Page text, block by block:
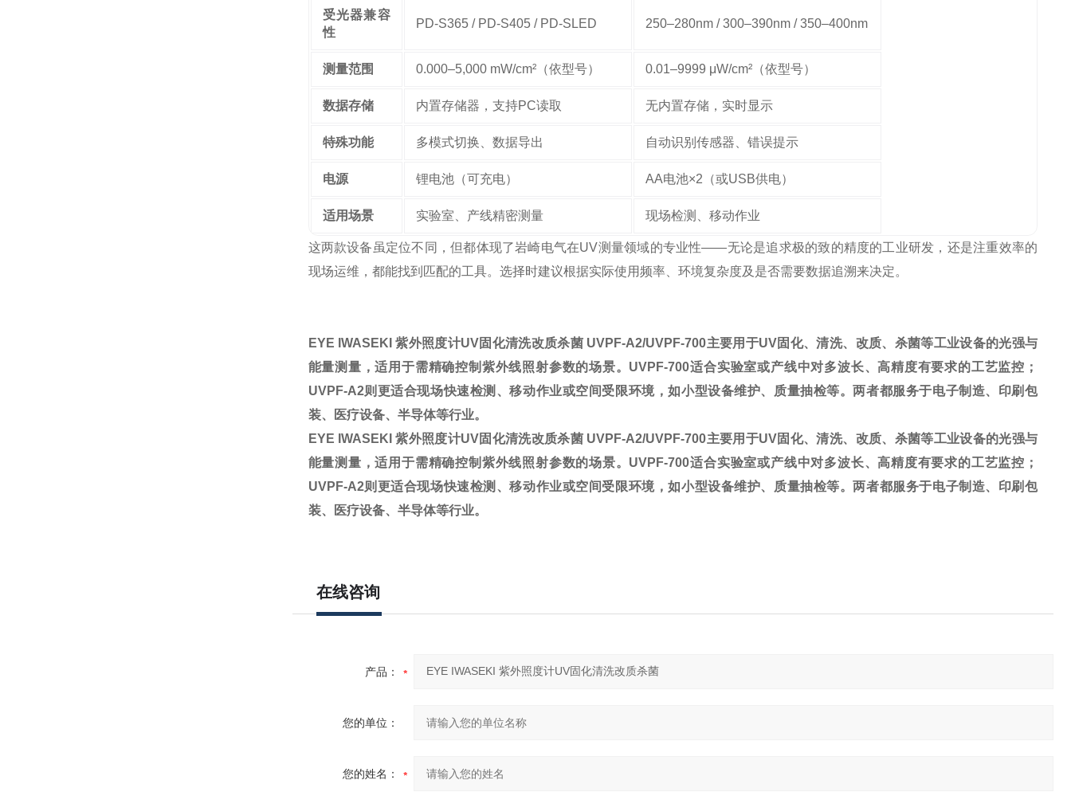
受光器兼容
性
PD-S365 / PD-S405 / PD-SLED 250–280nm / 300–390nm / 350–400nm
测量范围 0.000–5,000 mW/cm²（依型号） 0.01–9999 μW/cm²（依型号）
数据存储 内置存储器，支持PC读取 无内置存储，实时显示
特殊功能 多模式切换、数据导出 自动识别传感器、错误提示
电源 锂电池（可充电） AA电池×2（或USB供电）
适用场景 实验室、产线精密测量 现场检测、移动作业
这两款设备虽定位不同，但都体现了岩崎电气在UV测量领域的专业性——无论是追求极的致的精度的工业研发，还是注重效率的
现场运维，都能找到匹配的工具。选择时建议根据实际使用频率、环境复杂度及是否需要数据追溯来决定。
EYE IWASEKI 紫外照度计UV固化清洗改质杀菌 UVPF-A2/UVPF-700主要用于UV固化、清洗、改质、杀菌等工业设备的光强与
能量测量，适用于需精确控制紫外线照射参数的场景。UVPF-700适合实验室或产线中对多波长、高精度有要求的工艺监控；
UVPF-A2则更适合现场快速检测、移动作业或空间受限环境，如小型设备维护、质量抽检等。两者都服务于电子制造、印刷包
装、医疗设备、半导体等行业。
EYE IWASEKI 紫外照度计UV固化清洗改质杀菌 UVPF-A2/UVPF-700主要用于UV固化、清洗、改质、杀菌等工业设备的光强与
能量测量，适用于需精确控制紫外线照射参数的场景。UVPF-700适合实验室或产线中对多波长、高精度有要求的工艺监控；
UVPF-A2则更适合现场快速检测、移动作业或空间受限环境，如小型设备维护、质量抽检等。两者都服务于电子制造、印刷包
装、医疗设备、半导体等行业。
在线咨询
产品：
您的单位：
您的姓名：